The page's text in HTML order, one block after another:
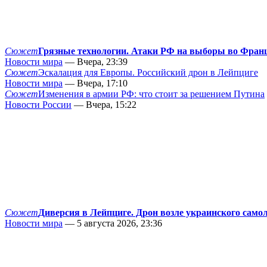
СюжетГрязные технологии. Атаки РФ на выборы во
Новости мира — Вчера, 23:39
СюжетЭскалация для Европы. Российский дрон в Лейпциге
Новости мира — Вчера, 17:10
СюжетИзменения в армии РФ: что стоит за решением Путина
Новости России — Вчера, 15:22
СюжетДиверсия в Лейпциге. Дрон возле украинского
Новости мира — 5 августа 2026, 23:36